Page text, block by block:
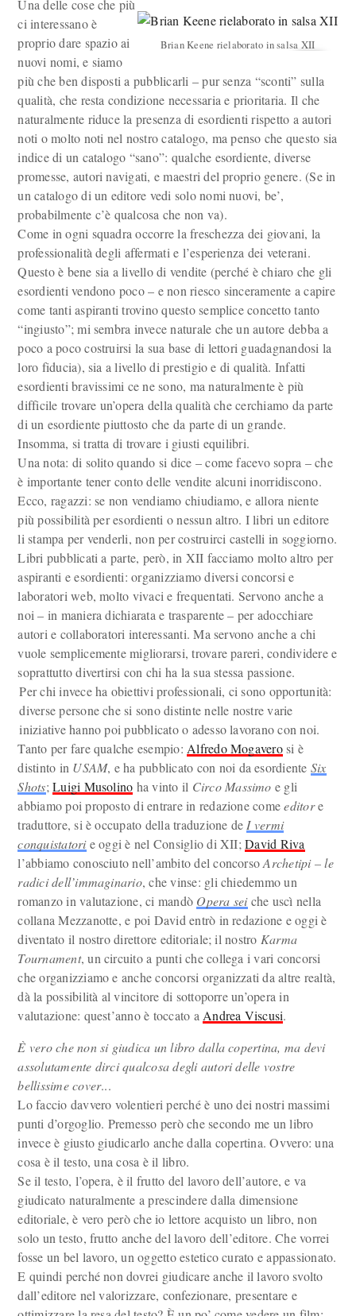
Brian Keene rielaborato in salsa XII
Una delle cose che più
ci interessano è
proprio dare spazio ai
nuovi nomi, e siamo
più che ben disposti a pubblicarli – pur senza “sconti” sulla
qualità, che resta condizione necessaria e prioritaria. Il che
naturalmente riduce la presenza di esordienti rispetto a autori
noti o molto noti nel nostro catalogo, ma penso che questo sia
indice di un catalogo “sano”: qualche esordiente, diverse
promesse, autori navigati, e maestri del proprio genere. (Se in
un catalogo di un editore vedi solo nomi nuovi, be’,
probabilmente c’è qualcosa che non va).
Come in ogni squadra occorre la freschezza dei giovani, la
professionalità degli affermati e l’esperienza dei veterani.
Questo è bene sia a livello di vendite (perché è chiaro che gli
esordienti vendono poco – e non riesco sinceramente a capire
come tanti aspiranti trovino questo semplice concetto tanto
“ingiusto”; mi sembra invece naturale che un autore debba a
poco a poco costruirsi la sua base di lettori guadagnandosi la
loro fiducia), sia a livello di prestigio e di qualità. Infatti
esordienti bravissimi ce ne sono, ma naturalmente è più
difficile trovare un’opera della qualità che cerchiamo da parte
di un esordiente piuttosto che da parte di un grande.
Insomma, si tratta di trovare i giusti equilibri.
Una nota: di solito quando si dice – come facevo sopra – che
è importante tener conto delle vendite alcuni inorridiscono.
Ecco, ragazzi: se non vendiamo chiudiamo, e allora niente
più possibilità per esordienti o nessun altro. I libri un editore
li stampa per venderli, non per costruirci castelli in soggiorno.
Libri pubblicati a parte, però, in XII facciamo molto altro per
aspiranti e esordienti: organizziamo diversi concorsi e
laboratori web, molto vivaci e frequentati. Servono anche a
noi – in maniera dichiarata e trasparente – per adocchiare
autori e collaboratori interessanti. Ma servono anche a chi
vuole semplicemente migliorarsi, trovare pareri, condividere e
soprattutto divertirsi con chi ha la sua stessa passione.
Per chi invece ha obiettivi professionali, ci sono opportunità:
diverse persone che si sono distinte nelle nostre varie
iniziative hanno poi pubblicato o adesso lavorano con noi.
Tanto per fare qualche esempio: Alfredo Mogaverosi è
distinto in USAM, e ha pubblicato con noi da esordiente Six
Shots;Luigi Musolino ha vinto il Circo Massimo e gli
abbiamo poi proposto di entrare in redazione comeeditore
traduttore, si è occupato della traduzione de I vermi
conquistatorie oggi è nel Consiglio di XII;David Riva
l’abbiamo conosciuto nell’ambito del concorsoArchetipi – le
radici dell’immaginario, che vinse: gli chiedemmo un
romanzo in valutazione, ci mandò Opera seiche uscì nella
collana Mezzanotte, e poi David entrò in redazione e oggi è
diventato il nostro direttore editoriale; il nostro Karma
Tournament, un circuito a punti che collega i vari concorsi
che organizziamo e anche concorsi organizzati da altre realtà,
dà la possibilità al vincitore di sottoporre un’opera in
valutazione: quest’anno è toccato a Andrea Viscusi.
È vero che non si giudica un libro dalla copertina, ma devi
assolutamente dirci qualcosa degli autori delle vostre
bellissime cover...
Lo faccio davvero volentieri perché è uno dei nostri massimi
punti d’orgoglio. Premesso però che secondo me un libro
invece è giusto giudicarlo anche dalla copertina. Ovvero: una
cosa è il testo, una cosa è il libro.
Se il testo, l’opera, è il frutto del lavoro dell’autore, e va
giudicato naturalmente a prescindere dalla dimensione
editoriale, è vero però che io lettore acquisto un libro, non
solo un testo, frutto anche del lavoro dell’editore. Che vorrei
fosse un bel lavoro, un oggetto estetico curato e appassionato.
E quindi perché non dovrei giudicare anche il lavoro svolto
dall’editore nel valorizzare, confezionare, presentare e